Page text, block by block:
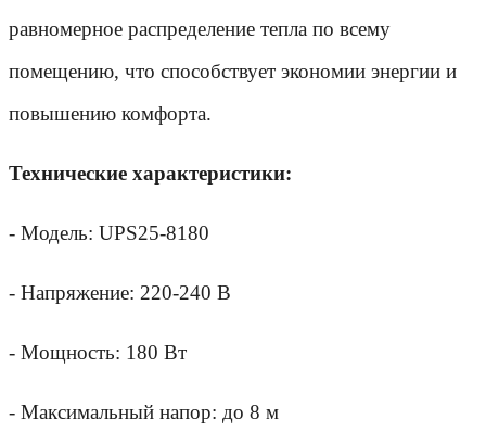
равномерное распределение тепла по всему
помещению, что способствует экономии энергии и
повышению комфорта.
Технические характеристики:
- Модель: UPS25-8180
- Напряжение: 220-240 В
- Мощность: 180 Вт
- Максимальный напор: до 8 м